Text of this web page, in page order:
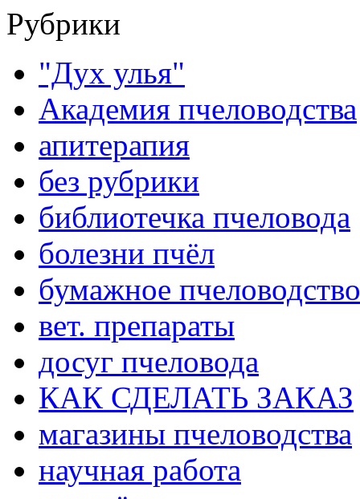
Рубрики
"Дух улья"
Академия пчеловодства
апитерапия
без рубрики
библиотечка пчеловода
болезни пчёл
бумажное пчеловодство
вет. препараты
досуг пчеловода
КАК СДЕЛАТЬ ЗАКАЗ
магазины пчеловодства
научная работа